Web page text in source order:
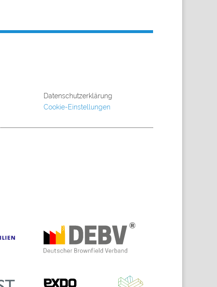
Datenschutzerklärung
Cookie-Einstellungen